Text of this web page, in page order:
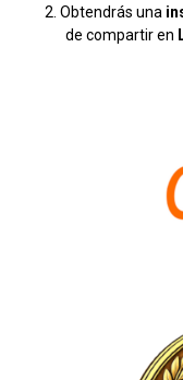
Obtendrás una
de compartir en